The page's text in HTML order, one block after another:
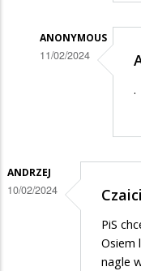
?
ANONYMOUS
11/02/2024
odpowiedzi
na
.
ANDRZEJ
10/02/2024
PiS
Osiem
nagle